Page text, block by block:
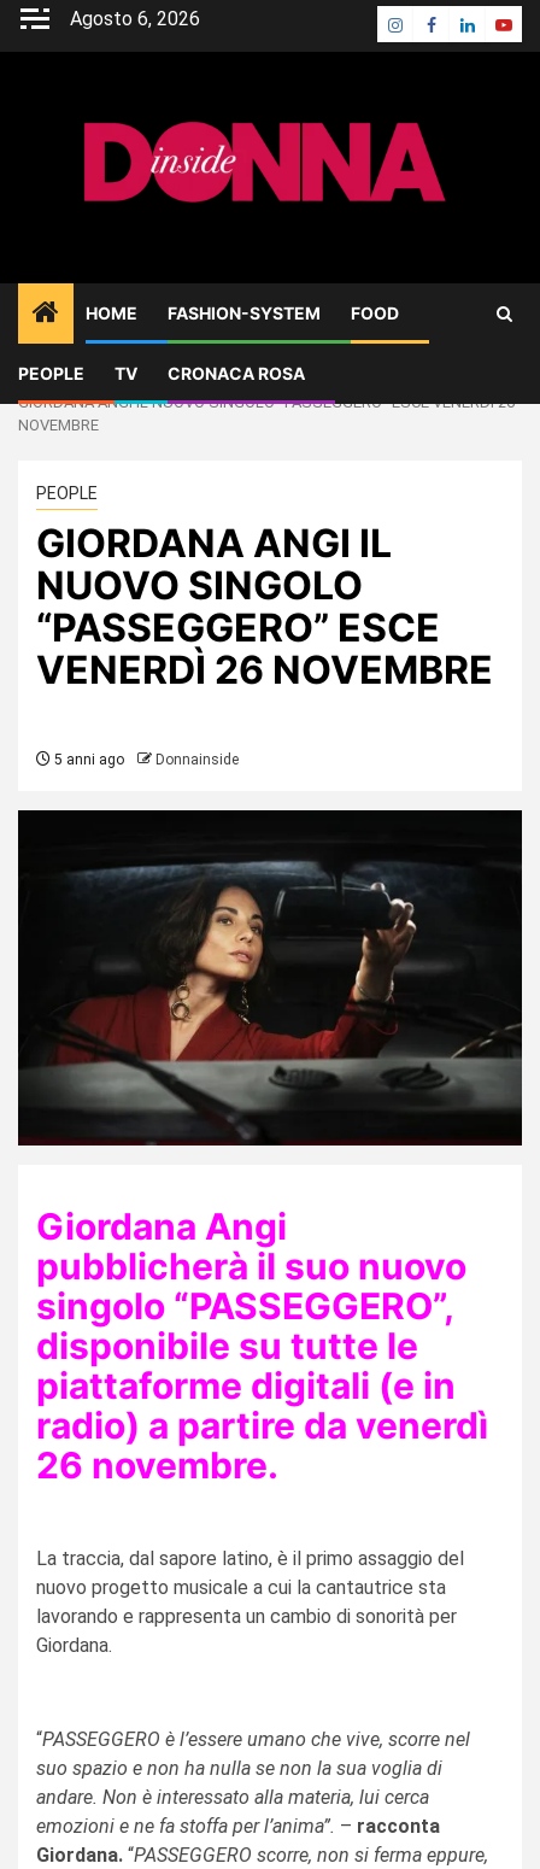
Skip
Agosto 6, 2026 Instagram
Facebook
Linkedin
HOME FASHION-SYSTEM FOOD
PEOPLE TV CRONACA ROSA
Home
PEOPLE
GIORDANA ANGI IL NUOVO SINGOLO “PASSEGGERO” ESCE VENERDÌ 26
NOVEMBRE
PEOPLE
GIORDANA ANGI IL
NUOVO SINGOLO
“PASSEGGERO” ESCE
VENERDÌ 26 NOVEMBRE
5 anni ago Donnainside
Giordana Angi
pubblicherà il suo nuovo
singolo “PASSEGGERO”,
disponibile su tutte le
piattaforme digitali (e in
radio) a partire da venerdì
26 novembre.
La traccia, dal sapore latino, è il primo assaggio del
nuovo progetto musicale a cui la cantautrice sta
lavorando e rappresenta un cambio di sonorità per
Giordana.
“PASSEGGERO è l’essere umano che vive, scorre nel
suo spazio e non ha nulla se non la sua voglia di
andare. Non è interessato alla materia, lui cerca
emozioni e ne fa stoffa per l’anima”. – racconta
Giordana. “PASSEGGERO scorre, non si ferma eppure,